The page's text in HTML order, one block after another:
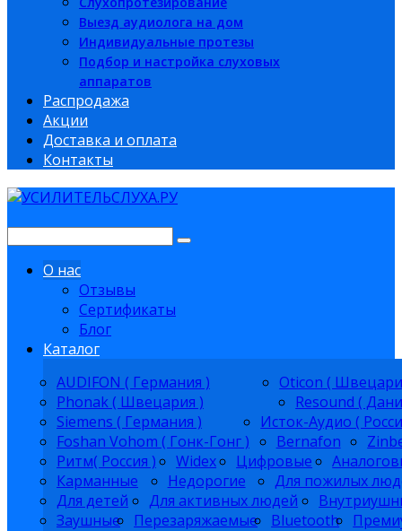
Выезд аудиолога на дом
Индивидуальные протезы
Подбор и настройка слуховых
аппаратов
Распродажа
Акции
Доставка и оплата
Контакты
О нас
Отзывы
Сертификаты
Блог
Каталог
AUDIFON ( Германия )
Oticon (
Phonak ( Швецария )
Resound (
Siemens ( Германия )
Исток-Аудио (
Foshan Vohom ( Гонк-Гонг )
Bernafon
Ритм( Россия )
Widex Цифровые
Карманные
Недорогие
Для пожилых
Для детей
Для активных людей
Заушные
Перезаряжаемые Bluetooth